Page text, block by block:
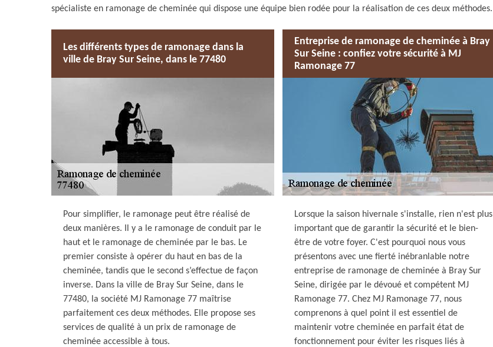
spécialiste en ramonage de cheminée qui dispose une équipe bien rodée pour la réalisation de ces deux méthodes.
Les différents types de ramonage dans la
ville de Bray Sur Seine, dans le 77480
Pour simplifier, le ramonage peut être réalisé de
deux manières. Il y a le ramonage de conduit par le
haut et le ramonage de cheminée par le bas. Le
premier consiste à opérer du haut en bas de la
cheminée, tandis que le second s’effectue de façon
inverse. Dans la ville de Bray Sur Seine, dans le
77480, la société MJ Ramonage 77 maîtrise
parfaitement ces deux méthodes. Elle propose ses
services de qualité à un prix de ramonage de
cheminée accessible à tous.
Entreprise de ramonage de cheminée à Bray
Sur Seine : confiez votre sécurité à MJ
Ramonage 77
Lorsque la saison hivernale s'installe, rien n'est plus
important que de garantir la sécurité et le bien-
être de votre foyer. C'est pourquoi nous vous
présentons avec une fierté inébranlable notre
entreprise de ramonage de cheminée à Bray Sur
Seine, dirigée par le dévoué et compétent MJ
Ramonage 77. Chez MJ Ramonage 77, nous
comprenons à quel point il est essentiel de
maintenir votre cheminée en parfait état de
fonctionnement pour éviter les risques liés à